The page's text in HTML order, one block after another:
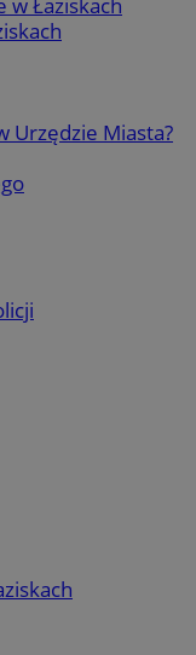
Urzędzie Miasta?